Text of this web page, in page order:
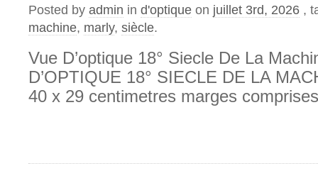
Posted by admin in d'optique on juillet 3rd, 2026 ,
machine, marly, siècle.
Vue D’optique 18° Siecle De La
D’OPTIQUE 18° SIECLE DE LA
40 x 29 centimetres marges